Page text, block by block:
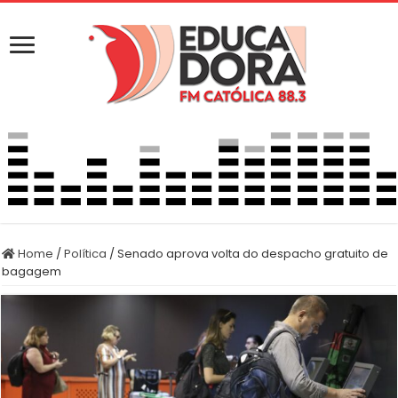
Home /Política /Senado aprova volta do despacho gratuito de
bagagem